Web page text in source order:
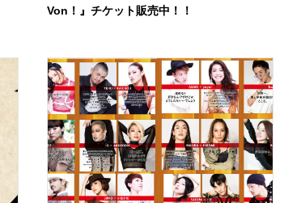
Von！』チケット販売中！！